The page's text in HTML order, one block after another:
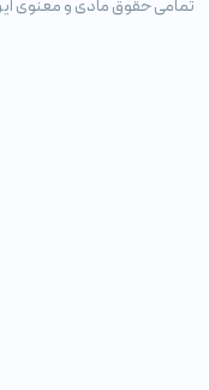
تمامی حقوق مادی و معنوی